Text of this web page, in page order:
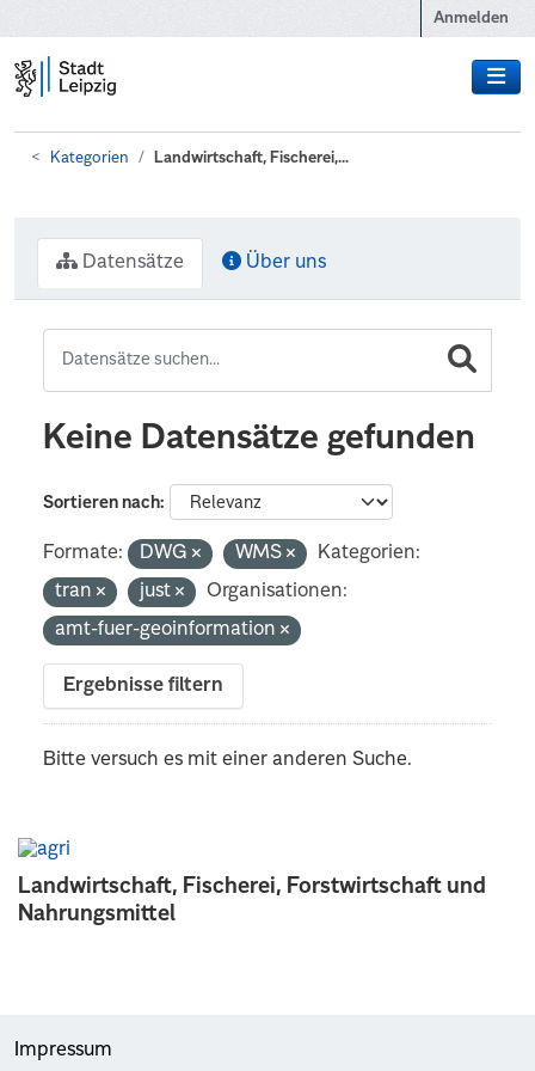
Anmelden
Kategorien Landwirtschaft, Fischerei,...
Landwirtschaft, Fischerei, Forstwirtschaft und
Nahrungsmittel
Datensätze Über uns
Keine Datensätze gefunden
Sortieren nach
Formate: DWG WMS
Kategorien:
tran
just
Organisationen:
amt-fuer-geoinformation
Ergebnisse filtern
Bitte versuch es mit einer anderen Suche.
Impressum